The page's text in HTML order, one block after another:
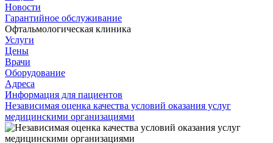
Новости
Гарантийное обслуживание
Офтальмологическая клиника
Услуги
Цены
Врачи
Оборудование
Адреса
Информация для пациентов
Независимая оценка качества условий оказания услуг
медицинскими организациями